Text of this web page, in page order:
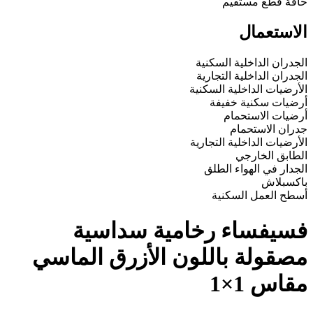
الاستعمال
الجدران الداخلية السكنية
الجدران الداخلية التجارية
الأرضيات الداخلية السكنية
أرضيات سكنية خفيفة
أرضيات الاستحمام
جدران الاستحمام
الأرضيات الداخلية التجارية
الطابق الخارجي
الجدار في الهواء الطلق
باكسبلاش
أسطح العمل السكنية
فسيفساء رخامية سداسية
مصقولة باللون الأزرق الماسي
مقاس 1×1